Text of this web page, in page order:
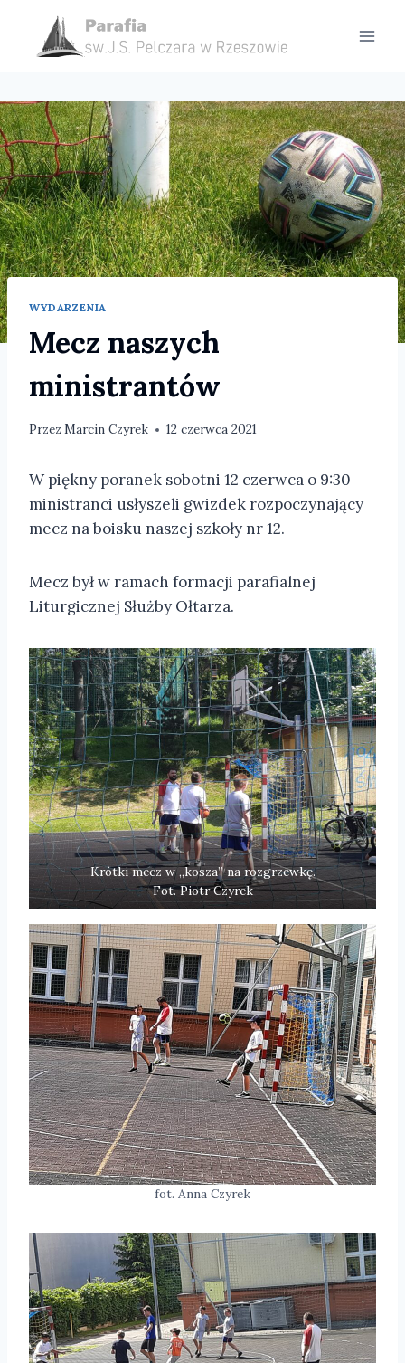
treści
WYDARZENIA
Mecz naszych
ministrantów
Przez Marcin Czyrek 12 czerwca 2021
W piękny poranek sobotni 12 czerwca o 9:30
ministranci usłyszeli gwizdek rozpoczynający
mecz na boisku naszej szkoły nr 12.
Mecz był w ramach formacji parafialnej
Liturgicznej Służby Ołtarza.
Krótki mecz w „kosza” na rozgrzewkę.
Fot. Piotr Czyrek
fot. Anna Czyrek